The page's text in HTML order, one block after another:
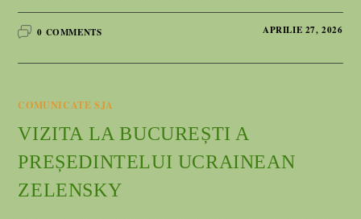
0 COMMENTS APRILIE 27, 2026
COMUNICATE SJA
VIZITA LA BUCUREȘTI A
PREȘEDINTELUI UCRAINEAN
ZELENSKY